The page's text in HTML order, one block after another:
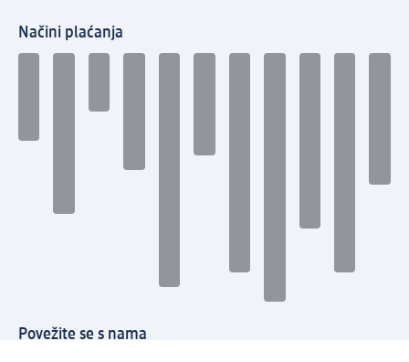
Načini plaćanja
Povežite se s nama